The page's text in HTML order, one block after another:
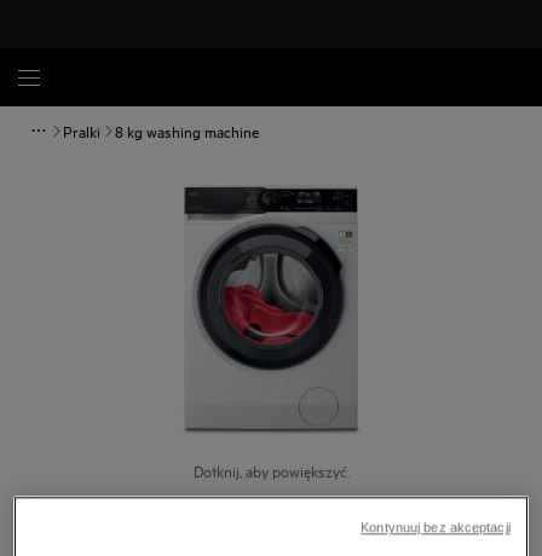
Pralki 8 kg washing machine
Dotknij, aby powiększyć.
Kontynuuj bez akceptacji